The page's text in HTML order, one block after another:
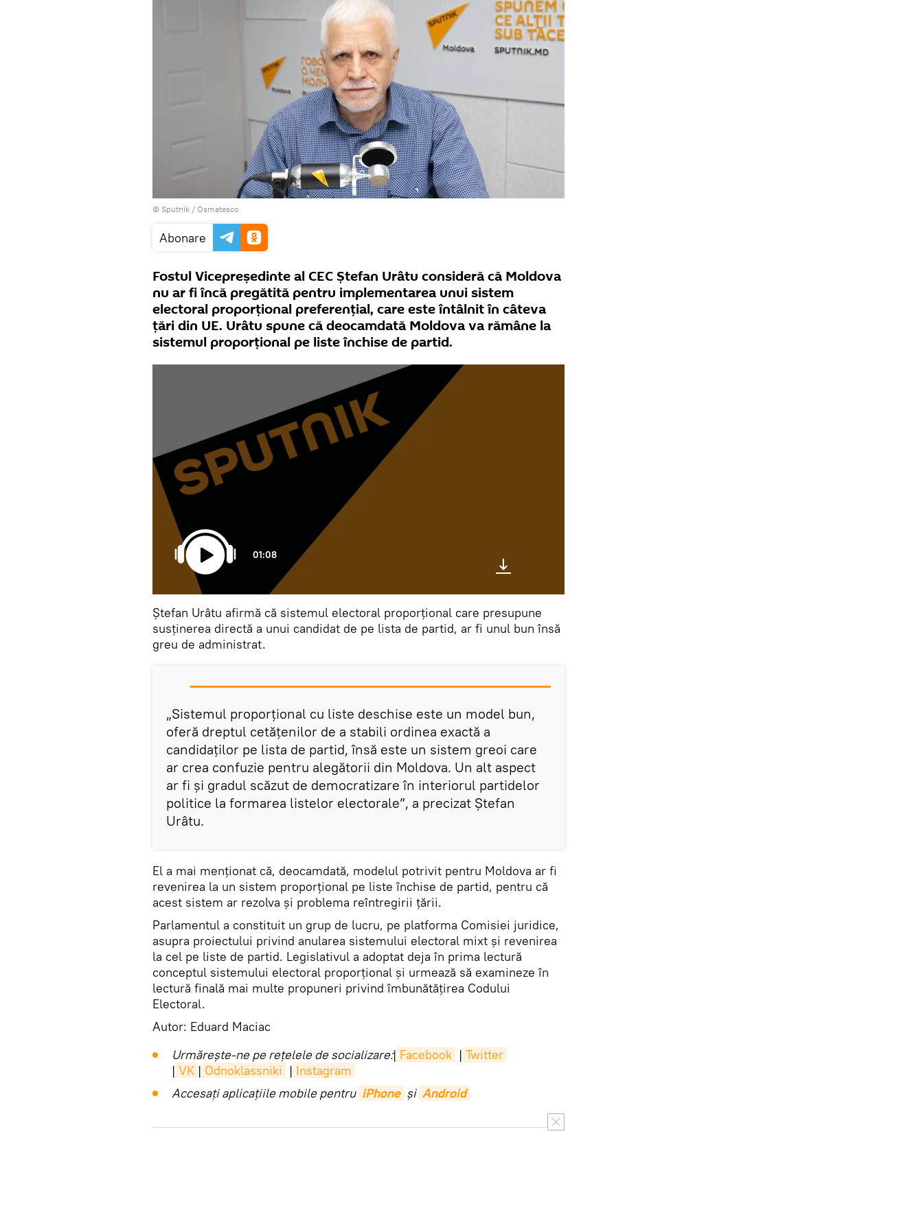
© Sputnik / Osmatesco
Abonare
Fostul Vicepreședinte al CEC Ștefan Urâtu consideră că Moldova
nu ar fi încă pregătită pentru implementarea unui sistem
electoral proporțional preferențial, care este întâlnit în câteva
țări din UE. Urâtu spune că deocamdată Moldova va rămâne la
sistemul proporțional pe liste închise de partid.
01:08
Ștefan Urâtu afirmă că sistemul electoral proporțional care presupune
susținerea directă a unui candidat de pe lista de partid, ar fi unul bun însă
greu de administrat.
„Sistemul proporțional cu liste deschise este un model bun,
oferă dreptul cetățenilor de a stabili ordinea exactă a
candidaților pe lista de partid, însă este un sistem greoi care
ar crea confuzie pentru alegătorii din Moldova. Un alt aspect
ar fi și gradul scăzut de democratizare în interiorul partidelor
politice la formarea listelor electorale”, a precizat Ștefan
Urâtu.
El a mai menționat că, deocamdată, modelul potrivit pentru Moldova ar fi
revenirea la un sistem proporțional pe liste închise de partid, pentru că
acest sistem ar rezolva și problema reîntregirii țării.
Parlamentul a constituit un grup de lucru, pe platforma Comisiei juridice,
asupra proiectului privind anularea sistemului electoral mixt și revenirea
la cel pe liste de partid. Legislativul a adoptat deja în prima lectură
conceptul sistemului electoral proporțional și urmează să examineze în
lectură finală mai multe propuneri privind îmbunătățirea Codului
Electoral.
Autor: Eduard Maciac
Urmărește-ne pe rețelele de socializare:| Facebook | Twitter
| VK | Odnoklassniki | Instagram
Accesaţi aplicaţiile mobile pentru iPhone și Android